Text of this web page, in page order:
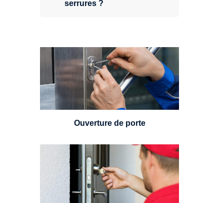
serrures ?
Vous avez perdu vos clés ou la
porte s'est refermée derrière vous
? Un serrurier est disponible
24h/7.
Ouverture de porte
Un serrurier sera en mesure de
choisir et remplacer un cylindre
standard, à 5 leviers ou à 3
leviers, Mul-T-Lock ou encore